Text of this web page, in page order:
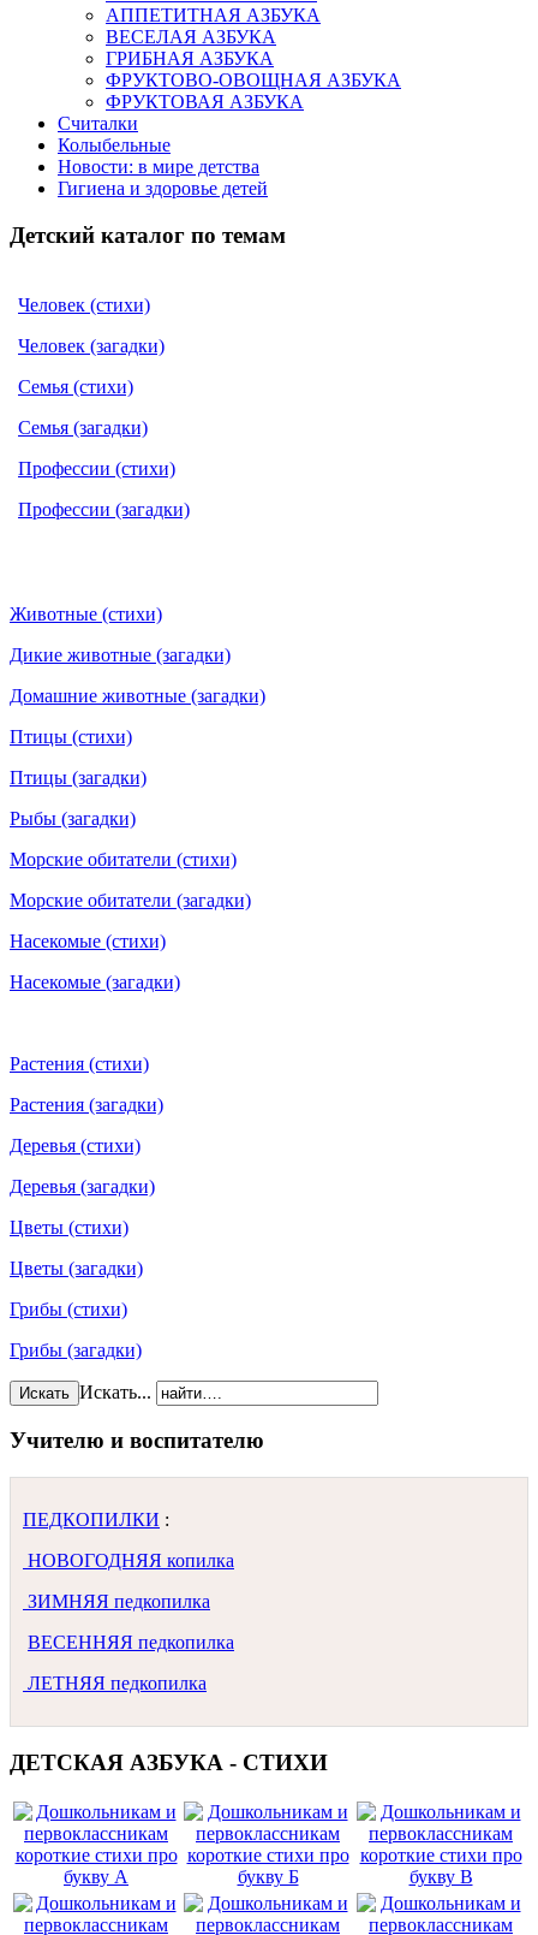
АППЕТИТНАЯ АЗБУКА
ВЕСЕЛАЯ АЗБУКА
ГРИБНАЯ АЗБУКА
ФРУКТОВО-ОВОЩНАЯ АЗБУКА
ФРУКТОВАЯ АЗБУКА
Считалки
Колыбельные
Новости: в мире детства
Гигиена и здоровье детей
Детский каталог по темам
Человек (стихи)
Человек (загадки)
Семья (стихи)
Семья (загадки)
Профессии (стихи)
Профессии (загадки)
Животные (стихи)
Дикие животные (загадки)
Домашние животные (загадки)
Птицы (стихи)
Птицы (загадки)
Рыбы (загадки)
Морские обитатели (стихи)
Морские обитатели (загадки)
Насекомые (стихи)
Насекомые (загадки)
Растения (стихи)
Растения (загадки)
Деревья (стихи)
Деревья (загадки)
Цветы (стихи)
Цветы (загадки)
Грибы (стихи)
Грибы (загадки)
Искать Искать...
Учителю и воспитателю
ПЕДКОПИЛКИ :
НОВОГОДНЯЯ копилка
ЗИМНЯЯ педкопилка
ВЕСЕННЯЯ педкопилка
ЛЕТНЯЯ педкопилка
ДЕТСКАЯ АЗБУКА - СТИХИ